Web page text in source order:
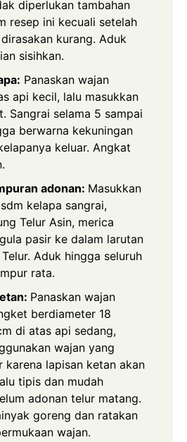
diperlukan tambahan
resep ini kecuali setelah
kurang. Aduk
sisihkan.
Panaskan wajan
api kecil, lalu masukkan
Sangrai selama 5 sampai
berwarna kekuningan
keluar. Angkat
adonan: Masukkan
kelapa sangrai,
Telur Asin, merica
pasir ke dalam larutan
Aduk hingga seluruh
rata.
Panaskan wajan
berdiameter 18
di atas api sedang,
wajan yang
karena lapisan ketan akan
tipis dan mudah
adonan telur matang.
goreng dan ratakan
wajan.